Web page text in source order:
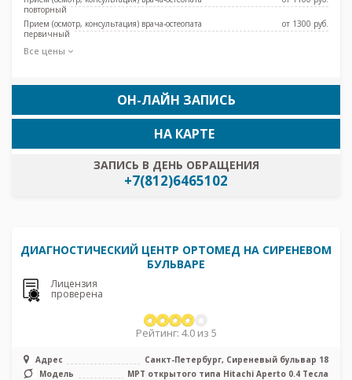
повторный
Прием (осмотр, консультация) врача-остеопата
первичный
от 1300 pуб.
Все цены
ОН-ЛАЙН ЗАПИСЬ
ЗАПИСЬ В ДЕНЬ ОБРАЩЕНИЯ
+7(812)6465102
НА КАРТЕ
ДИАГНОСТИЧЕСКИЙ ЦЕНТР ОРТОМЕД НА СИРЕНЕВОМ
БУЛЬВАРЕ
Лицензия
проверена
Рейтинг: 4.0 из 5
Адрес
Санкт-Петербург, Сиреневый бульвар 18
Модель
МРТ открытого типа Hitachi Aperto 0.4 Тесла